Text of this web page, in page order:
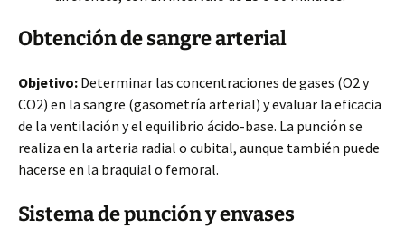
Obtención de sangre arterial
Objetivo: Determinar las concentraciones de gases (O2 y
CO2) en la sangre (gasometría arterial) y evaluar la eficacia
de la ventilación y el equilibrio ácido-base. La punción se
realiza en la arteria radial o cubital, aunque también puede
hacerse en la braquial o femoral.
Sistema de punción y envases